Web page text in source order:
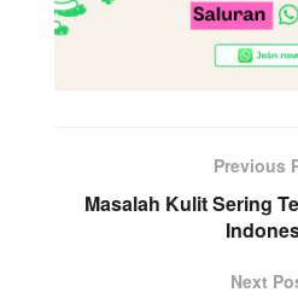
Previous
Masalah Kulit Sering
Next